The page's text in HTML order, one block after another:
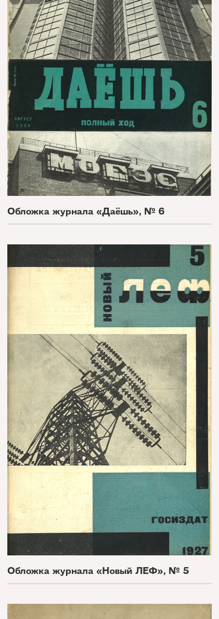
Обложка журнала «Даёшь», № 6
Обложка журнала «Новый ЛЕФ», № 5